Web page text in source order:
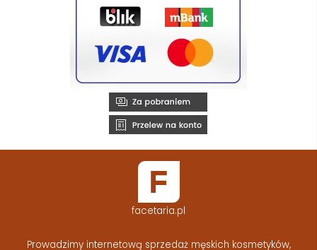
facetaria.pl
Prowadzimy internetową sprzedaż męskich kosmetyków,